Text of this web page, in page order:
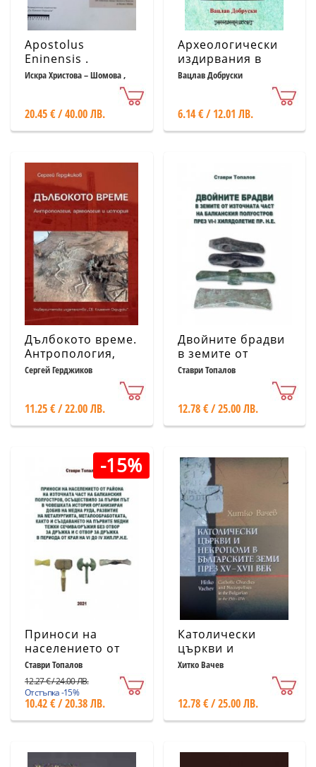
Apostolus
Eninensis .
Bibliothecae
Bulgaricae codex
1144 . Editio nova
Искра Христова – Шомова ,
20.45 € / 40.00 ЛВ.
Археологически
издирвания в
Западна България
Вацлав Добруски
6.14 € / 12.01 ЛВ.
Дълбокото време.
Антропология,
археология и
Сергей Герджиков
11.25 € / 22.00 ЛВ.
Двойните брадви
в земите от
източната част на
полуостров през
VI-I хилядолетие
пр.н.е.
Ставри Топалов
12.78 € / 25.00 ЛВ.
-15%
Приноси на
населението от
района на
източната част на
Балканския
полуостров,
осъществило за
история
Ставри Топалов
12.27 € / 24.00 ЛВ.
Отстъпка -15%
10.42 € / 20.38 ЛВ.
Католически
църкви и
некрополи в
българските земи
Хитко Вачев
12.78 € / 25.00 ЛВ.